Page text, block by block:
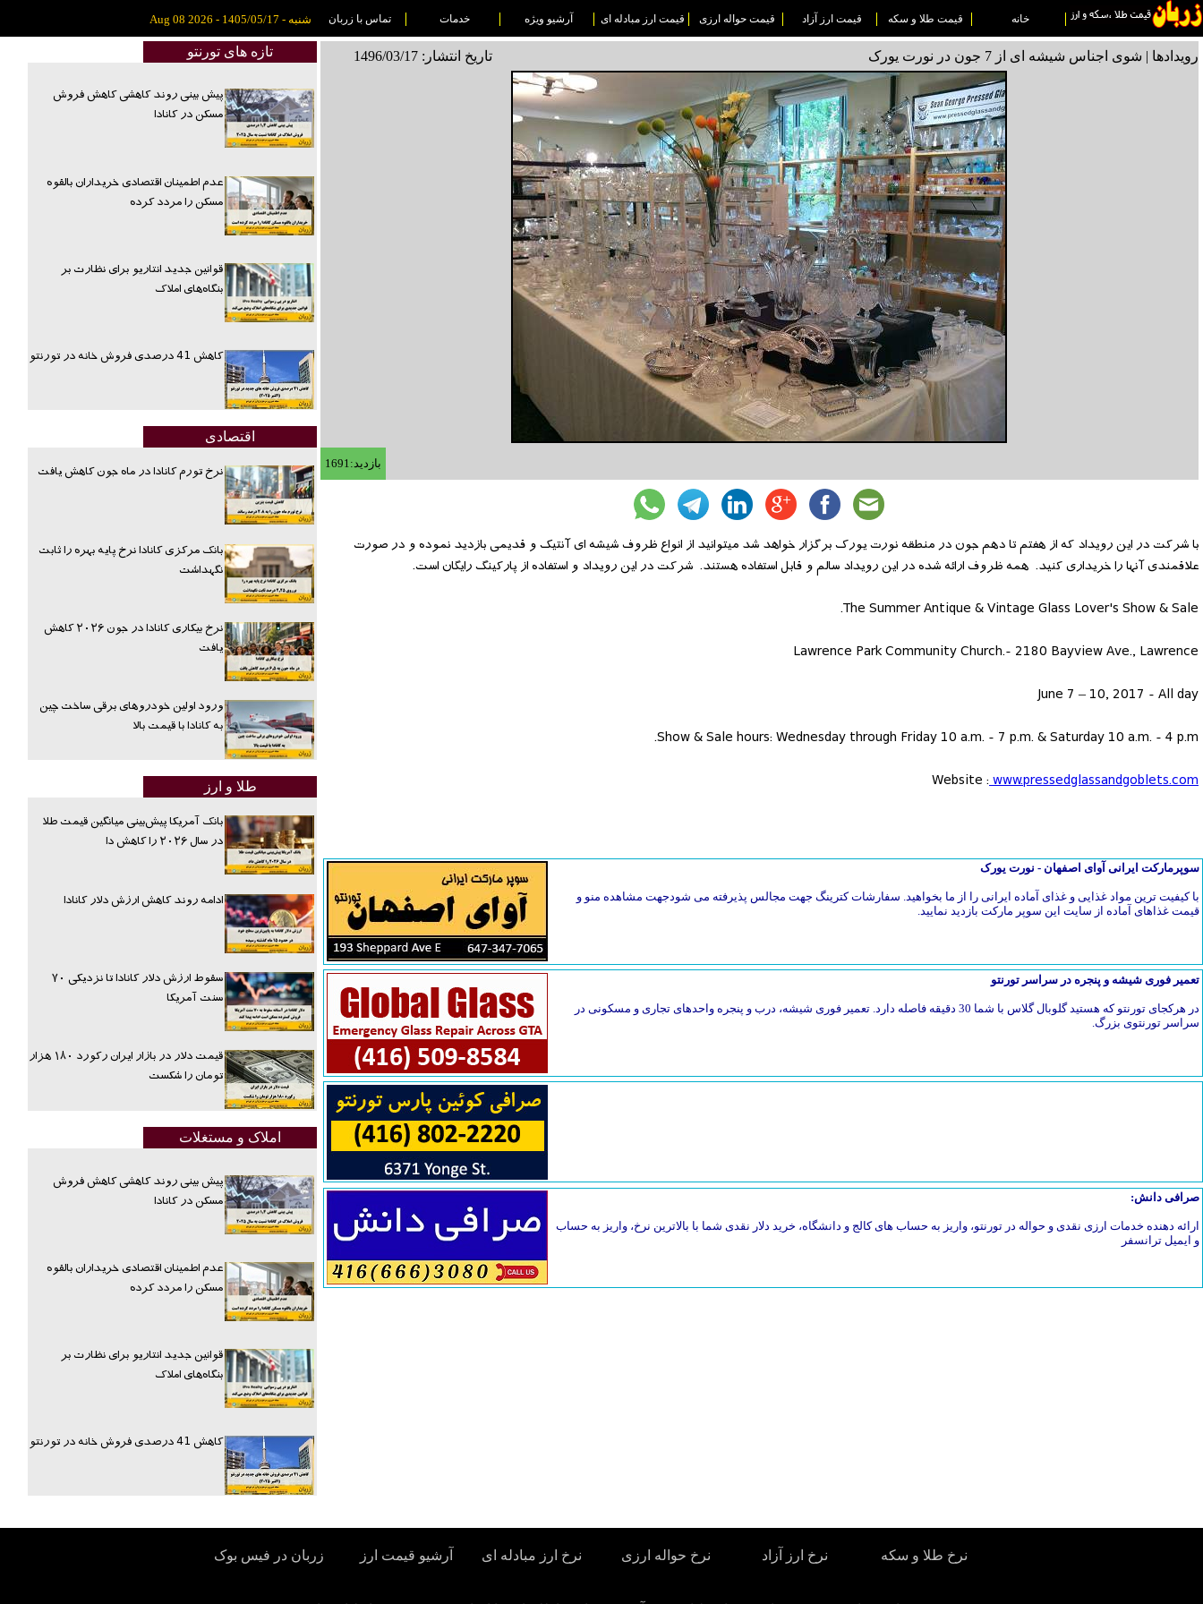
خانه قیمت طلا و سکه قیمت ارز آزاد قیمت حواله ارزی قیمت ارز مبادله ای آرشیو ویژه خدمات تماس با زربان شنبه - 1405/05/17 - Aug 08 2026
رویدادها | شوی اجناس شیشه ای از 7 جون در نورت یورک تاریخ انتشار: 1496/03/17
بازدید:1691
با شرکت در این رویداد که از هفتم تا دهم جون در منطقه نورت یورک برگزار خواهد شد میتوانید از انواع ظروف شیشه ای آنتیک و قدیمی بازدید نموده و در صورت
علاقمندی آنها را خریداری کنید. همه ظروف ارائه شده در این رویداد سالم و قابل استفاده هستند. شرکت در این رویداد و استفاده از پارکینگ رایگان است.
The Summer Antique & Vintage Glass Lover's Show & Sale.
Lawrence Park Community Church.- 2180 Bayview Ave., Lawrence
June 7 – 10, 2017 - All day
Show & Sale hours: Wednesday through Friday 10 a.m. - 7 p.m. & Saturday 10 a.m. - 4 p.m.
Website :www.pressedglassandgoblets.com
سوپرمارکت ایرانی آوای اصفهان - نورت یورک
با کیفیت ترین مواد غذایی و غذای آماده ایرانی را از ما بخواهید. سفارشات کترینگ جهت مجالس پذیرفته می شودجهت مشاهده منو و
قیمت غذاهای آماده از سایت این سوپر مارکت بازدید نمایید.
تعمیر فوری شیشه و پنجره در سراسر تورنتو
در هرکجای تورنتو که هستید گلوبال گلاس با شما 30 دقیقه فاصله دارد. تعمیر فوری شیشه، درب و پنجره واحدهای تجاری و مسکونی در
سراسر تورنتوی بزرگ.
صرافی دانش:
ارائه دهنده خدمات ارزی نقدی و حواله در تورنتو، واریز به حساب های کالج و دانشگاه، خرید دلار نقدی شما با بالاترین نرخ، واریز به حساب
و ایمیل ترانسفر
تازه های تورنتو
پیش بینی روند کاهشی کاهش فروش
مسکن در کانادا
عدم اطمینان اقتصادی خریداران بالقوه
مسکن را مردد کرده
قوانین جدید انتاریو برای نظارت بر
بنگاه‌های املاک
کاهش 41 درصدی فروش خانه در تورنتو
اقتصادی
نرخ تورم کانادا در ماه جون کاهش یافت
بانک مرکزی کانادا نرخ پایه بهره را ثابت
نگهداشت
نرخ بیکاری کانادا در جون ۲۰۲۶ کاهش
یافت
ورود اولین خودروهای برقی ساخت چین
به کانادا با قیمت بالا
طلا و ارز
بانک آمریکا پیش‌بینی میانگین قیمت طلا
در سال ۲۰۲۶ را کاهش دا
ادامه روند کاهش ارزش دلار کانادا
سقوط ارزش دلار کانادا تا نزدیکی ۷۰
سنت آمریکا
قیمت دلار در بازار ایران رکورد ۱۸۰ هزار
تومان را شکست
املاک و مستغلات
پیش بینی روند کاهشی کاهش فروش
مسکن در کانادا
عدم اطمینان اقتصادی خریداران بالقوه
مسکن را مردد کرده
قوانین جدید انتاریو برای نظارت بر
بنگاه‌های املاک
کاهش 41 درصدی فروش خانه در تورنتو
نرخ طلا و سکه نرخ ارز آزاد نرخ حواله ارزی نرخ ارز مبادله ای آرشیو قیمت ارز زربان در فیس بوک